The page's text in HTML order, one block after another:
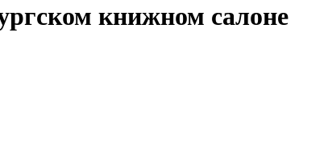
книжном салоне